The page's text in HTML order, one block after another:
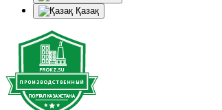
Қазақ